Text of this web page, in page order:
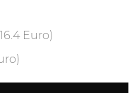
Euro)